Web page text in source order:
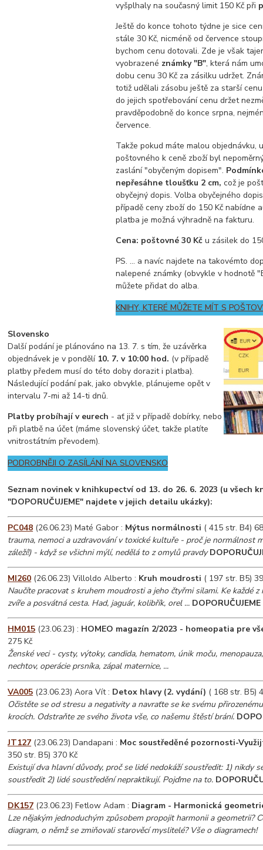
vyšplhaly na současný limit 150 Kč při
Ještě do konce tohoto týdne je sice
stále 30 Kč, nicméně od července
bychom cenu dotovali. Zde je však
vyobrazené známky "B", která nám
dobu cenu 30 Kč za zásilku udržet.
totiž udělali zásobu ještě za starší
do jejich spotřebování cenu držet
pravděpodobně do konce srpna,
července.
Takže pokud máte malou objednávku,
poštovného k ceně zboží byl
zaslání "obyčeným dopisem".
nepřesáhne tloušťku 2 cm, což je
obyčejný dopis. Volba obyčejného
případě ceny zboží do 150 Kč nabídne
platba je možná výhradně na fakturu.
Cena: poštovné 30 Kč u zásilek do
PS. ... a navíc najdete na takovémto
nalepené známky (obvykle v hodnotě
můžete přidat do alba.
KNIHY, KTERÉ MŮŽETE MÍT S
Slovensko
Další podání je plánováno na 13. 7. s tím, že uzávěrka
objednávek je v pondělí10. 7. v 10:00 hod. (v případě
platby předem musí do této doby dorazit i platba).
Následující podání pak, jako obvykle, plánujeme opět v
intervalu 7-mi až 14-ti dnů.
Platby probíhají v eurech - ať již v případě dobírky, nebo
při platbě na účet (máme slovenský účet, takže platíte
vnitrostátním převodem).
PODROBNĚJI O ZASÍLÁNÍ NA SLOVENSKO
Seznam novinek v knihkupectví od 13. do 26. 6. 2023 (u všech
"DOPORUČUJEME" najdete v jejich detailu ukázky):
PC048 (26.06.23) Maté Gabor : Mýtus normálnosti ( 415 str. B4)
trauma, nemoci a uzdravování v toxické kultuře - proč je normálnost
záleží!) - když se všichni mýlí, nedělá to z omylů pravdy
MI260 (26.06.23) Villoldo Alberto : Kruh moudrosti ( 197 str. B5)
Naučíte pracovat s kruhem moudrosti a jeho čtyřmi silami. Ke každé
zvíře a posvátná cesta. Had, jaguár, kolibřík, orel ... DOPORUČUJEME
HM015 (23.06.23) : HOMEO magazín 2/2023 - homeopatia pre
275 Kč
Ženské veci - cysty, výtoky, candida, hematom, únik moču,
nechtov, operácie prsníka, zápal maternice, ...
VA005 (23.06.23) Aora Vít : Detox hlavy (2. vydání) ( 168 str. B5)
Očistěte se od stresu a negativity a navraťte se ke svému
krocích. Odstraňte ze svého života vše, co našemu štěstí brání.
JT127 (23.06.23) Dandapani : Moc soustředěné pozornosti-
350 str. B5) 370 Kč
Existují dva hlavní důvody, proč se lidé nedokáží soustředit: 1) nikdy
soustředit 2) lidé soustředění nepraktikují. Pojďme na to.
DK157 (23.06.23) Fetlow Adam : Diagram - Harmonická
Lze nějakým jednoduchým způsobem propojit harmonii a geometrii?
diagram, o němž se zmiňovali starověcí myslitelé? Vše o diagramech!